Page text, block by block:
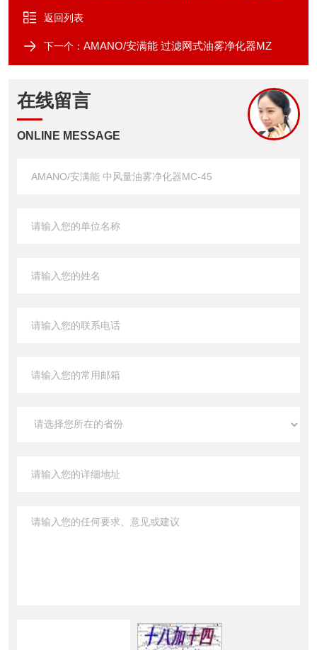
返回列表
下一个： AMANO/安满能 过滤网式油雾净化器MZ
在线留言
ONLINE MESSAGE